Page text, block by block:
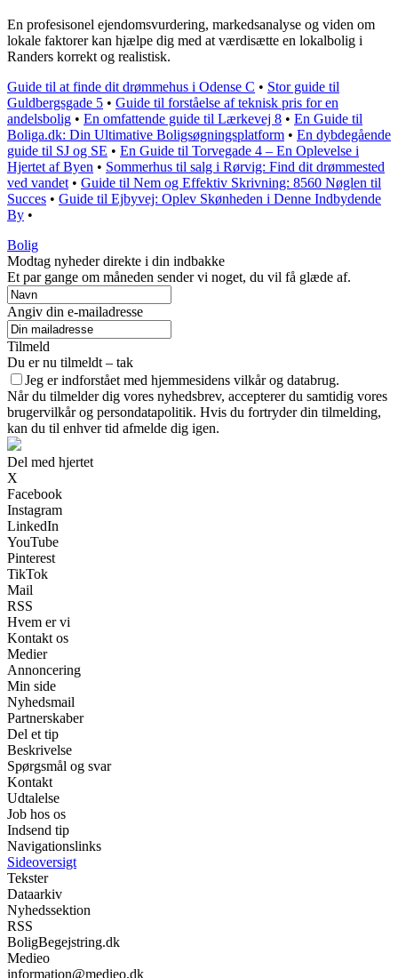
En profesisonel ejendomsvurdering, markedsanalyse og viden om
lokale faktorer kan hjælpe dig med at værdisætte en lokalbolig i
Randers korrekt og realistisk.
Guide til at finde dit drømmehus i Odense C • Stor guide til
Guldbergsgade 5 • Guide til forståelse af teknisk pris for en
andelsbolig • En omfattende guide til Lærkevej 8 • En Guide til
Boliga.dk: Din Ultimative Boligsøgningsplatform • En dybdegående
guide til SJ og SE • En Guide til Torvegade 4 – En Oplevelse i
Hjertet af Byen • Sommerhus til salg i Rørvig: Find dit drømmested
ved vandet • Guide til Nem og Effektiv Skrivning: 8560 Nøglen til
Succes • Guide til Ejbyvej: Oplev Skønheden i Denne Indbydende
By •
Bolig
Modtag nyheder direkte i din indbakke
Et par gange om måneden sender vi noget, du vil få glæde af.
Angiv din e-mailadresse
Tilmeld
Du er nu tilmeldt – tak
Jeg er indforstået med hjemmesidens vilkår og databrug.
Når du tilmelder dig vores nyhedsbrev, accepterer du samtidig vores
brugervilkår og persondatapolitik. Hvis du fortryder din tilmelding,
kan du til enhver tid afmelde dig igen.
Del med hjertet
X
Facebook
Instagram
LinkedIn
YouTube
Pinterest
TikTok
Mail
RSS
Hvem er vi
Kontakt os
Medier
Annoncering
Min side
Nyhedsmail
Partnerskaber
Del et tip
Beskrivelse
Spørgsmål og svar
Kontakt
Udtalelse
Job hos os
Indsend tip
Navigationslinks
Sideoversigt
Tekster
Dataarkiv
Nyhedssektion
RSS
BoligBegejstring.dk
Medieo
information@medieo.dk